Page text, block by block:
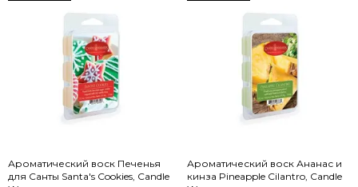
Ароматический воск Печенья
для Санты Santa's Cookies, Candle
Ароматический воск Ананас и
кинза Pineapple Cilantro, Candle